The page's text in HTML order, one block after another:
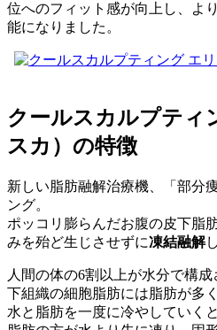
位へのフィット感が向上し、よ
能になりました。
クールスカルプティ
スカ）の特徴
新しい脂肪融解治療機、「部分
ング。
ポッコリ膨らんだお腹の皮下脂
みを殆ど生じさせずに凍結融解
人間の体の6割以上が水分で構
下組織の細胞脂肪には脂肪が多
水と脂肪を一度に冷やしていく